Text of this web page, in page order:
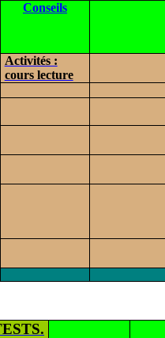
Conseils
Activités :
cours lecture